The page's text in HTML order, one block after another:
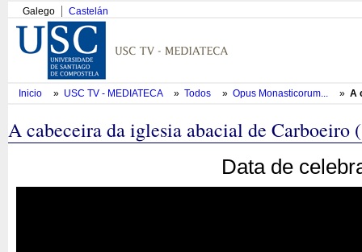
Galego Castelán
Inicio » USC TV - MEDIATECA » Todos » Opus Monasticorum... » A
A cabeceira da iglesia abacial de Carboeiro
Data de